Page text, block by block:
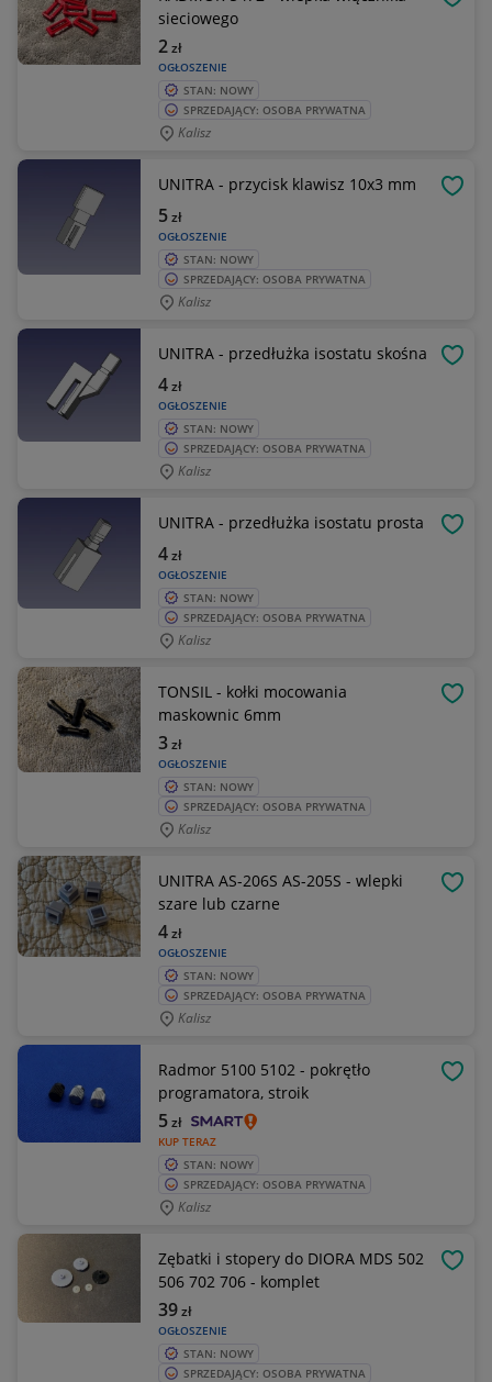
sieciowego
OGŁOSZENIE
2zł
STAN: NOWY
SPRZEDAJĄCY: OSOBA PRYWATNA
Kalisz
UNITRA - przycisk klawisz 10x3 mm
OGŁOSZENIE
5zł
STAN: NOWY
SPRZEDAJĄCY: OSOBA PRYWATNA
Kalisz
UNITRA - przedłużka isostatu skośna
OGŁOSZENIE
4zł
STAN: NOWY
SPRZEDAJĄCY: OSOBA PRYWATNA
Kalisz
UNITRA - przedłużka isostatu prosta
OGŁOSZENIE
4zł
STAN: NOWY
SPRZEDAJĄCY: OSOBA PRYWATNA
Kalisz
TONSIL - kołki mocowania
maskownic 6mm
OGŁOSZENIE
3zł
STAN: NOWY
SPRZEDAJĄCY: OSOBA PRYWATNA
Kalisz
UNITRA AS-206S AS-205S - wlepki
szare lub czarne
OGŁOSZENIE
4zł
STAN: NOWY
SPRZEDAJĄCY: OSOBA PRYWATNA
Kalisz
Radmor 5100 5102 - pokrętło
programatora, stroik
KUP TERAZ
5zł
STAN: NOWY
SPRZEDAJĄCY: OSOBA PRYWATNA
Kalisz
Zębatki i stopery do DIORA MDS 502
506 702 706 - komplet
OGŁOSZENIE
39zł
STAN: NOWY
SPRZEDAJĄCY: OSOBA PRYWATNA